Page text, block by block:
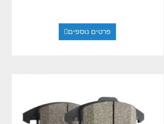
פרטים נוספים